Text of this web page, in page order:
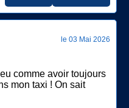
le 03 Mai 2026
comme avoir toujours
mon taxi ! On sait